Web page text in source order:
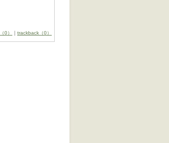
0） ｜ trackback（0）